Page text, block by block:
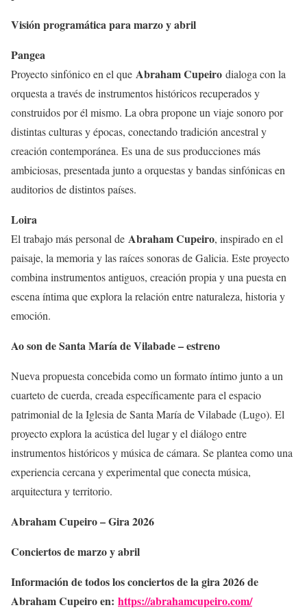
Visión programática para marzo y abril
Pangea
Proyecto sinfónico en el que Abraham Cupeiro dialoga con la
orquesta a través de instrumentos históricos recuperados y
construidos por él mismo. La obra propone un viaje sonoro por
distintas culturas y épocas, conectando tradición ancestral y
creación contemporánea. Es una de sus producciones más
ambiciosas, presentada junto a orquestas y bandas sinfónicas en
auditorios de distintos países.
Loira
El trabajo más personal de Abraham Cupeiro, inspirado en el
paisaje, la memoria y las raíces sonoras de Galicia. Este proyecto
combina instrumentos antiguos, creación propia y una puesta en
escena íntima que explora la relación entre naturaleza, historia y
emoción.
Ao son de Santa María de Vilabade – estreno
Nueva propuesta concebida como un formato íntimo junto a un
cuarteto de cuerda, creada específicamente para el espacio
patrimonial de la Iglesia de Santa María de Vilabade (Lugo). El
proyecto explora la acústica del lugar y el diálogo entre
instrumentos históricos y música de cámara. Se plantea como una
experiencia cercana y experimental que conecta música,
arquitectura y territorio.
Abraham Cupeiro – Gira 2026
Conciertos de marzo y abril
Información de todos los conciertos de la gira 2026 de
Abraham Cupeiro en: https://abrahamcupeiro.com/